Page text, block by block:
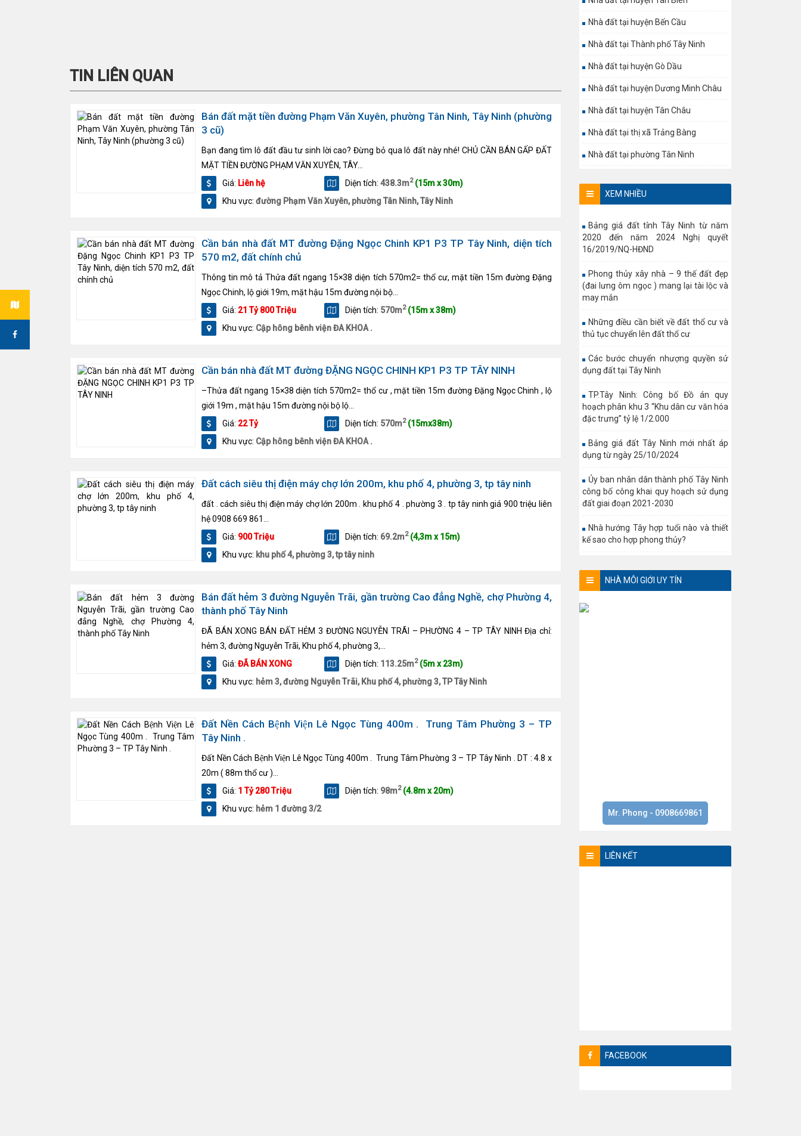
TIN LIÊN QUAN
Bán đất mặt tiền đường Phạm Văn Xuyên, phường Tân Ninh, Tây Ninh (phường
3 cũ)
Bạn đang tìm lô đất đầu tư sinh lời cao? Đừng bỏ qua lô đất này nhé! CHỦ CẦN BÁN GẤP ĐẤT
MẶT TIỀN ĐƯỜNG PHẠM VĂN XUYÊN, TÂY...
Giá: Liên hệ Diện tích: 438.3m2 (15m x 30m)
Khu vực: đường Phạm Văn Xuyên, phường Tân Ninh, Tây Ninh
Cần bán nhà đất MT đường Đặng Ngọc Chinh KP1 P3 TP Tây Ninh, diện tích
570 m2, đất chính chủ
Thông tin mô tả Thửa đất ngang 15×38 diện tích 570m2= thổ cư, mặt tiền 15m đường Đặng
Ngọc Chinh, lộ giới 19m, mặt hậu 15m đường nội bộ...
Giá: 21 Tỷ 800 Triệu Diện tích: 570m2 (15m x 38m)
Khu vực: Cập hông bênh viện ĐA KHOA .
Cần bán nhà đất MT đường ĐẶNG NGỌC CHINH KP1 P3 TP TÂY NINH
–Thửa đất ngang 15×38 diện tích 570m2= thổ cư , mặt tiền 15m đường Đặng Ngọc Chinh , lộ
giới 19m , mặt hậu 15m đường nội bộ lộ...
Giá: 22 Tỷ Diện tích: 570m2 (15mx38m)
Khu vực: Cập hông bênh viện ĐA KHOA .
Đất cách siêu thị điện máy chợ lớn 200m, khu phố 4, phường 3, tp tây ninh
đất . cách siêu thị điện máy chợ lớn 200m . khu phố 4 . phường 3 . tp tây ninh giá 900 triệu liên
hệ 0908 669 861...
Giá: 900 Triệu Diện tích: 69.2m2 (4,3m x 15m)
Khu vực: khu phố 4, phường 3, tp tây ninh
Bán đất hẻm 3 đường Nguyễn Trãi, gần trường Cao đẳng Nghề, chợ Phường 4,
thành phố Tây Ninh
ĐÃ BÁN XONG BÁN ĐẤT HẺM 3 ĐƯỜNG NGUYỄN TRÃI – PHƯỜNG 4 – TP TÂY NINH Địa chỉ:
hẻm 3, đường Nguyễn Trãi, Khu phố 4, phường 3,...
Giá: ĐÃ BÁN XONG Diện tích: 113.25m2 (5m x 23m)
Khu vực: hẻm 3, đường Nguyễn Trãi, Khu phố 4, phường 3, TP Tây Ninh
Đất Nền Cách Bệnh Viện Lê Ngọc Tùng 400m . Trung Tâm Phường 3 – TP
Tây Ninh .
Đất Nền Cách Bệnh Viện Lê Ngọc Tùng 400m . Trung Tâm Phường 3 – TP Tây Ninh . DT : 4.8 x
20m ( 88m thổ cư )...
Giá: 1 Tỷ 280 Triệu Diện tích: 98m2 (4.8m x 20m)
Khu vực: hẻm 1 đường 3/2
Nhà đất tại huyện Bến Cầu
Nhà đất tại Thành phố Tây Ninh
Nhà đất tại huyện Gò Dầu
Nhà đất tại huyện Dương Minh Châu
Nhà đất tại huyện Tân Châu
Nhà đất tại thị xã Trảng Bàng
Nhà đất tại phường Tân Ninh
XEM NHIỀU
Bảng giá đất tỉnh Tây Ninh từ năm
2020 đến năm 2024 Nghị quyết
16/2019/NQ-HĐND
Phong thủy xây nhà – 9 thế đất đẹp
(đai lưng ôm ngọc ) mang lại tài lộc và
may mắn
Những điều cần biết về đất thổ cư và
thủ tục chuyển lên đất thổ cư
Các bước chuyển nhượng quyền sử
dụng đất tại Tây Ninh
TP.Tây Ninh: Công bố Đồ án quy
hoạch phân khu 3 “Khu dân cư văn hóa
đặc trưng” tỷ lệ 1/2.000
Bảng giá đất Tây Ninh mới nhất áp
dụng từ ngày 25/10/2024
Ủy ban nhân dân thành phố Tây Ninh
công bố công khai quy hoạch sử dụng
đất giai đoạn 2021-2030
Nhà hướng Tây hợp tuổi nào và thiết
kế sao cho hợp phong thủy?
NHÀ MÔI GIỚI UY TÍN
Mr. Phong - 0908669861
LIÊN KẾT
FACEBOOK